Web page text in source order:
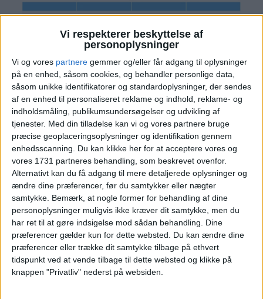
Vi respekterer beskyttelse af
personoplysninger
Vi og vores partnere gemmer og/eller får adgang til oplysninger
på en enhed, såsom cookies, og behandler personlige data,
såsom unikke identifikatorer og standardoplysninger, der sendes
af en enhed til personaliseret reklame og indhold, reklame- og
indholdsmåling, publikumsundersøgelser og udvikling af
tjenester. Med din tilladelse kan vi og vores partnere bruge
præcise geoplaceringsoplysninger og identifikation gennem
enhedsscanning. Du kan klikke her for at acceptere vores og
vores 1731 partneres behandling, som beskrevet ovenfor.
Alternativt kan du få adgang til mere detaljerede oplysninger og
ændre dine præferencer, før du samtykker eller nægter
samtykke. Bemærk, at nogle former for behandling af dine
personoplysninger muligvis ikke kræver dit samtykke, men du
har ret til at gøre indsigelse mod sådan behandling. Dine
præferencer gælder kun for dette websted. Du kan ændre dine
præferencer eller trække dit samtykke tilbage på ethvert
tidspunkt ved at vende tilbage til dette websted og klikke på
knappen "Privatliv" nederst på websiden.
Læs videre efter Annoncen
Annonce
PRISOVERSIGT